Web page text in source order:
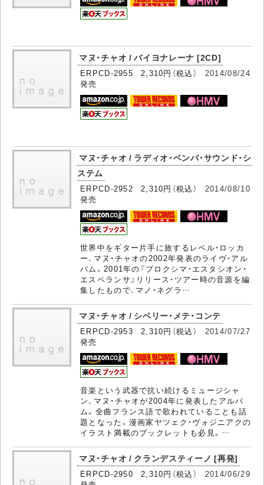
マヌ・チャオ / バイヨナレーナ [2CD]
ERPCD-2955 2,310円（税込） 2014/08/24
発売
マヌ・チャオ / ラディオ・ベンバ・サウンド・シ
ステム
ERPCD-2952 2,310円（税込） 2014/08/10
発売
世界中をギター片手に旅するレベル・ロッカ
ー、マヌ・チャオの2002年発表のライヴ・アル
バム。2001年の『プロクシマ・エスタシオン・
エスペランサ』リリース・ツアー時の音源を編
集したもので、マノ・ネグラ…
マヌ・チャオ / シベリー・メテ・コンテ
ERPCD-2953 2,310円（税込） 2014/07/27
発売
音楽という武器で抗い続けるミュージシャ
ン、マヌ・チャオが2004年に発表したアルバ
ム。全曲フランス語で歌われていることも話
題となった。漫画家ヤツェク・ヴォジニアクの
イラスト満載のブックレットも必見。…
マヌ・チャオ / クランデスティーノ [再発]
ERPCD-2950 2,310円（税込） 2014/06/29